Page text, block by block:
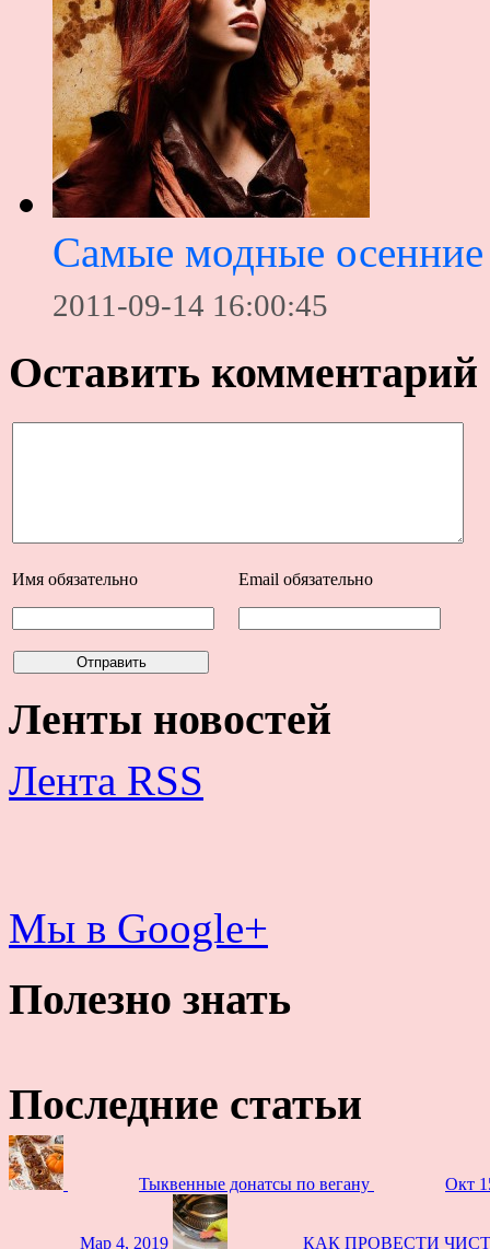
Самые модные осенние
2011-09-14 16:00:45
Оставить комментарий
Имя обязательно Email обязательно
Ленты новостей
Лента RSS
Мы в Google+
Полезно знать
Последние статьи
Тыквенные донатсы по вегану Окт
Мар 4, 2019 КАК ПРОВЕСТИ